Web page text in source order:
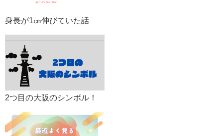
身長が1㎝伸びていた話
2つ目の大阪のシンボル！